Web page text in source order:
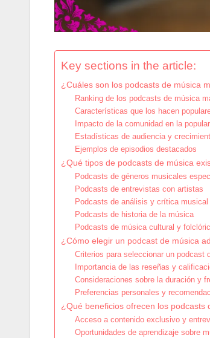
Key sections in the article:
¿Cuáles son los podcasts de música
Ranking de los podcasts de música
Características que los hacen
Impacto de la comunidad en la
Estadísticas de audiencia y
Ejemplos de episodios destacados
¿Qué tipos de podcasts de música
Podcasts de géneros musicales
Podcasts de entrevistas con artistas
Podcasts de análisis y crítica musical
Podcasts de historia de la música
Podcasts de música cultural y
¿Cómo elegir un podcast de música
Criterios para seleccionar un podcast
Importancia de las reseñas y
Consideraciones sobre la duración y
Preferencias personales y
¿Qué beneficios ofrecen los podcasts
Acceso a contenido exclusivo y
Oportunidades de aprendizaje sobre